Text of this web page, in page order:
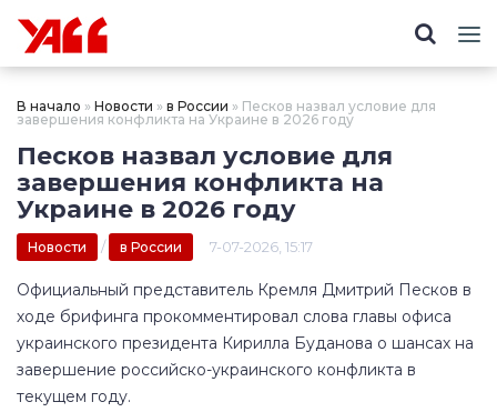
В начало » Новости » в России » Песков назвал условие для
завершения конфликта на Украине в 2026 году
Песков назвал условие для
завершения конфликта на
Украине в 2026 году
Новости / в России 7-07-2026, 15:17
Официальный представитель Кремля Дмитрий Песков в
ходе брифинга прокомментировал слова главы офиса
украинского президента Кирилла Буданова о шансах на
завершение российско-украинского конфликта в
текущем году.